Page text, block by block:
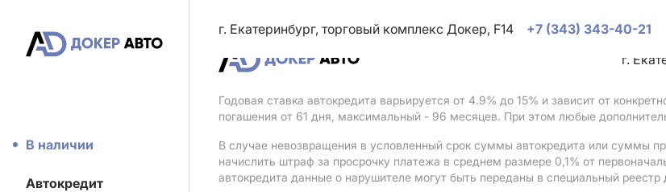
В наличии
Автокредит
г. Екатеринбург, торговый комплекс Докер, F14
+7 (343) 343-40-21
г.
Годовая ставка автокредита варьируется от 4.9% до 15% и зависит от
погашения от 61 дня, максимальный - 96 месяцев. При этом любые
В случае невозвращения в условленный срок суммы автокредита или суммы
начислить штраф за просрочку платежа в среднем размере 0,1% от
автокредита данные о нарушителе могут быть переданы в специальный